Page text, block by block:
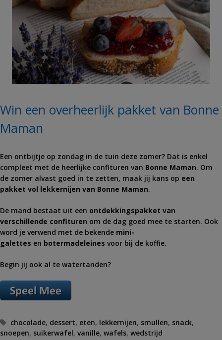
Win een overheerlijk pakket van Bonne
Maman
Een ontbijtje op zondag in de tuin deze zomer? Dat is enkel
compleet met de heerlijke confituren van Bonne Maman. Om
de zomer alvast goed in te zetten, maak jij kans op een
pakket vol lekkernijen van Bonne Maman.
De mand bestaat uit een ontdekkingspakket van
verschillende confituren om de dag goed mee te starten. Ook
word je verwend met de bekende mini-
galettes en botermadeleines voor bij de koffie.
Begin jij ook al te watertanden?
T
a
chocolade, dessert, eten, lekkernijen, smullen, snack,
snoepen, suikerwafel, vanille, wafels, wedstrijd